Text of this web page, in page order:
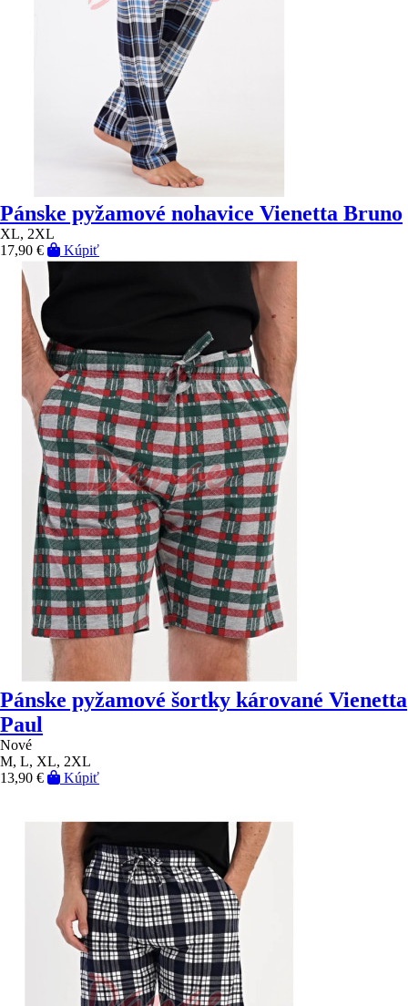
Pánske pyžamové nohavice Vienetta Bruno
XL, 2XL
17,90 €
Kúpiť
Pánske pyžamové šortky kárované Vienetta
Paul
Nové
M, L, XL, 2XL
13,90 €
Kúpiť